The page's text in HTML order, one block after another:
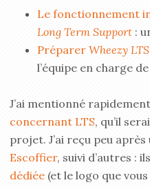
Le fonctionnement
Long Term Support :
Préparer Wheezy LTS
l’équipe en charge
J’ai mentionné
concernant LTS, qu’il
projet. J’ai reçu peu
Escoffier, suivi d’autres :
dédiée (et le logo que